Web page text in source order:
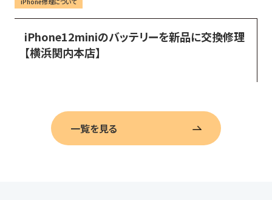
iPhone12miniのバッテリーを新品に交換修理
【横浜関内本店】
一覧を見る